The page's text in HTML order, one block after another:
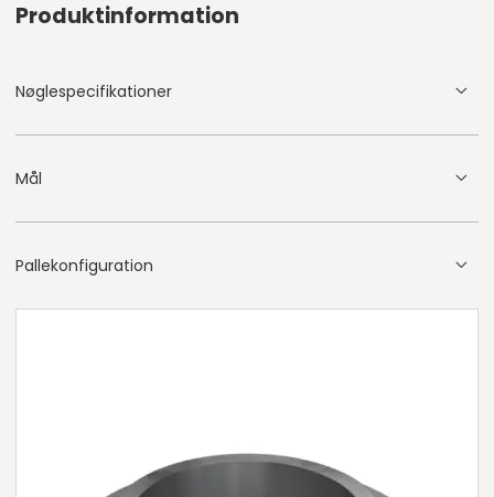
Produktinformation
Nøglespecifikationer
Mål
Pallekonfiguration